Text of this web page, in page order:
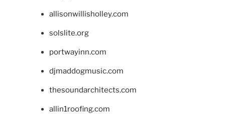
allisonwillisholley.com
solslite.org
portwayinn.com
djmaddogmusic.com
thesoundarchitects.com
allin1roofing.com